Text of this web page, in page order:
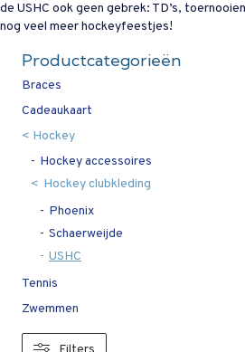
de USHC ook geen gebrek: TD’s,
nog veel meer hockeyfeestjes!
Productcategorieën
Braces
Cadeaukaart
Hockey
Hockey accessoires
Hockey clubkleding
Phoenix
Schaerweijde
USHC
Tennis
Zwemmen